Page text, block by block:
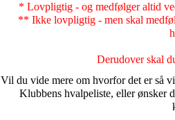
* Lovpligtig - og medfølger altid
** Ikke lovpligtig - men skal
Derudover skal
Vil du vide mere om hvorfor det er så
Klubbens hvalpeliste, eller ønsker